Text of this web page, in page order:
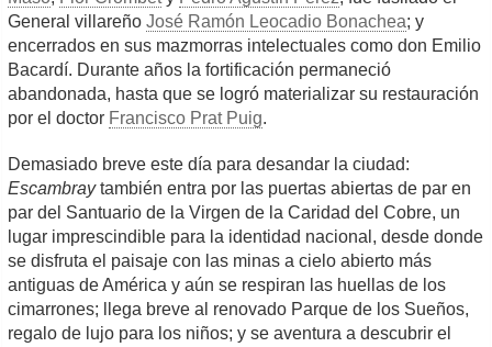
General villareñoJosé Ramón Leocadio Bonachea; y
encerrados en sus mazmorras intelectuales como don Emilio
Bacardí. Durante años la fortificación permaneció
abandonada, hasta que se logró materializar su restauración
por el doctor Francisco Prat Puig.
Demasiado breve este día para desandar la ciudad:
Escambraytambién entra por las puertas abiertas de par en
par del Santuario de la Virgen de la Caridad del Cobre, un
lugar imprescindible para la identidad nacional, desde donde
se disfruta el paisaje con las minas a cielo abierto más
antiguas de América y aún se respiran las huellas de los
cimarrones; llega breve al renovado Parque de los Sueños,
regalo de lujo para los niños; y se aventura a descubrir el